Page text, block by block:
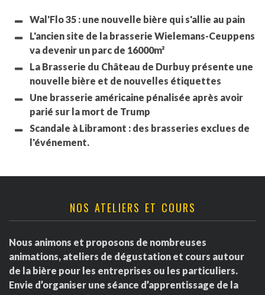
Wal'Flo 35 : une nouvelle bière qui s'allie au pain
L'ancien site de la brasserie Wielemans-Ceuppens
va devenir un parc de 16000m²
La Brasserie du Château de Durbuy présente une
nouvelle bière et de nouvelles étiquettes
Une brasserie américaine pénalisée après avoir
parié sur la mort de Trump
Scandale à Libramont : des brasseries exclues de
l'événement.
NOS ATELIERS ET COURS
Nous animons et proposons de nombreuses
animations, ateliers de dégustation et cours autour
de la bière pour les entreprises ou les particuliers.
Envie d’organiser une séance d’apprentissage de la